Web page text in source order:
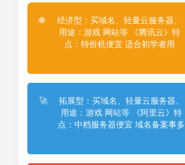
🌐
经济型：买域名、轻量云服务器、
用途：游戏 网站等 《腾讯云》特
点：特价机便宜 适合初学者用
🚀
拓展型：买域名、轻量云服务器、
用途：游戏 网站等 《阿里云》特
点：中档服务器便宜 域名备案事多